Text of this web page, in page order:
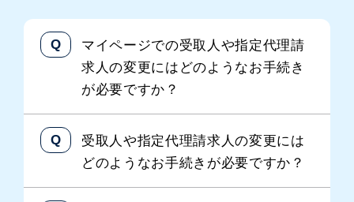
マイページでの受取人や指定代理請
求人の変更にはどのようなお手続き
が必要ですか？
受取人や指定代理請求人の変更には
どのようなお手続きが必要ですか？